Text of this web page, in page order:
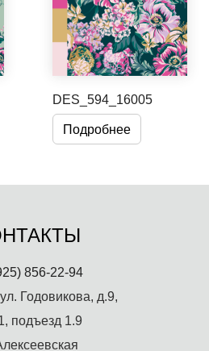
DES_594_16005
Подробнее
856-22-94
Годовикова, д.9,
подъезд 1.9